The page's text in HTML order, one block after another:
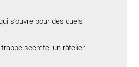
s’ouvre pour des duels
secrete, un râtelier